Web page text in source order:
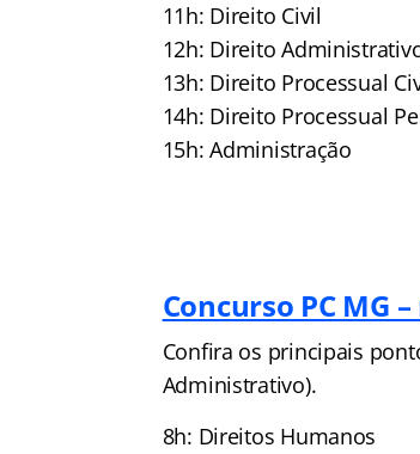
11h: Direito Civil
12h: Direito
13h: Direito Processual
14h: Direito Processual
15h: Administração
Concurso PC MG
Confira os principais
Administrativo).
8h: Direitos Humanos